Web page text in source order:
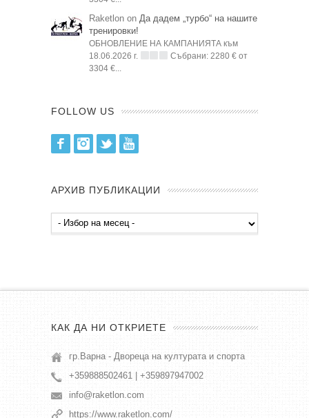
Raketlon on Да дадем „турбо“ на нашите
тренировки!
ОБНОВЛЕНИЕ НА КАМПАНИЯТА към
18.06.2026 г.
Събрани: 2280 € от
3304 €...
FOLLOW US
FacebookInstagram
Twitter
АРХИВ ПУБЛИКАЦИИ
Архив
публикации
КАК ДА НИ ОТКРИЕТЕ
гр.Варна - Двореца на културата и спорта
+359888502461 | +359897947002
info@raketlon.com
https://www.raketlon.com/